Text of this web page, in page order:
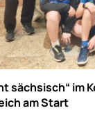
sächsisch“ im
am Start